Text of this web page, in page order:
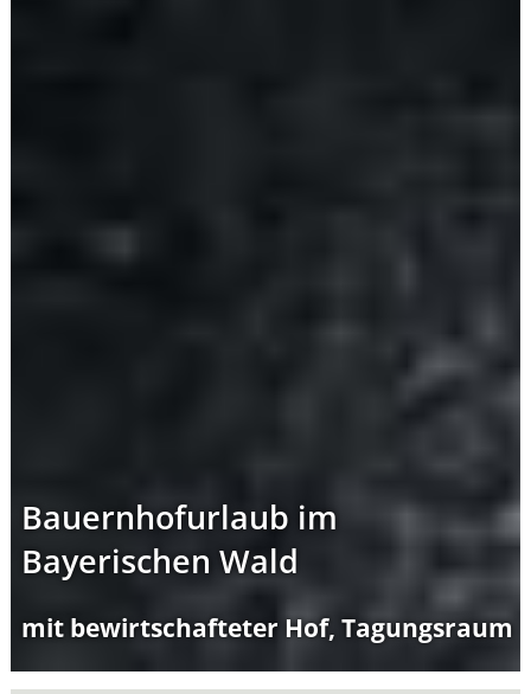
Bauernhofurlaub im
Bayerischen Wald
mit bewirtschafteter Hof, Tagungsraum